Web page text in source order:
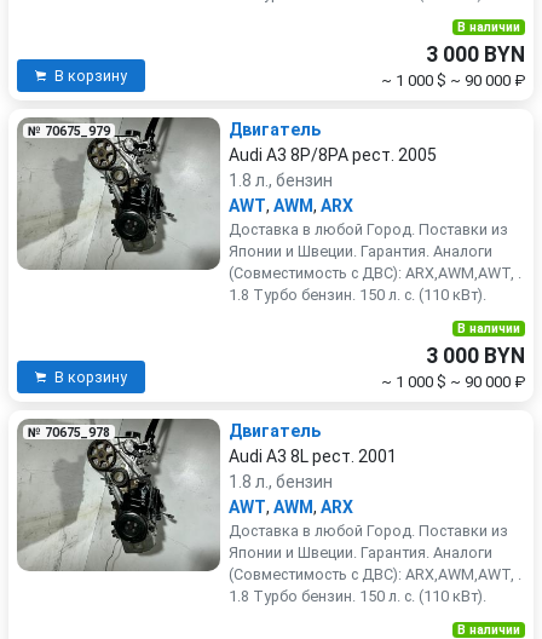
В корзину
В наличии
3 000 BYN
~ 1 000 $ ~ 90 000 ₽
№ 70675_979
Двигатель
Audi A3 8P/8PA рест. 2005
1.8 л., бензин
AWT, AWM, ARX
Доставка в любой Город. Поставки из
Японии и Швеции. Гарантия. Аналоги
(Совместимость с ДВС): ARX,AWM,AWT, .
1.8 Турбо бензин. 150 л. с. (110 кВт).
В корзину
В наличии
3 000 BYN
~ 1 000 $ ~ 90 000 ₽
№ 70675_978
Двигатель
Audi A3 8L рест. 2001
1.8 л., бензин
AWT, AWM, ARX
Доставка в любой Город. Поставки из
Японии и Швеции. Гарантия. Аналоги
(Совместимость с ДВС): ARX,AWM,AWT, .
1.8 Турбо бензин. 150 л. с. (110 кВт).
В наличии